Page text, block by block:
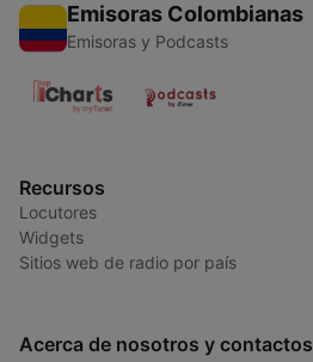
Emisoras Colombianas
Emisoras y Podcasts
Recursos
Locutores
Widgets
Sitios web de radio por país
Acerca de nosotros y contactos